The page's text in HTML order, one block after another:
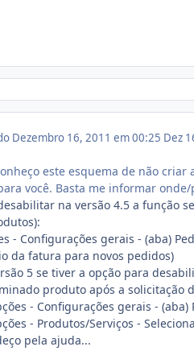
Dezembro 16, 2011 em 00:25 Dez
este esquema de não
você. Basta me informar
na versão 4.5 a função
- Configurações gerais - (aba)
da fatura para novos pedidos)
5 se tiver a opção para
produto após a solicitação
- Configurações gerais - (aba)
- Produtos/Serviços -
pela ajuda...